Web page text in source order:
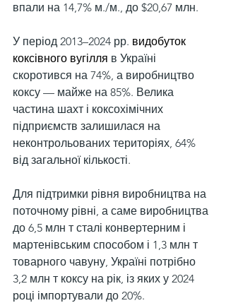
впали на 14,7% м./м., до $20,67 млн.
У період 2013–2024 рр. видобуток
коксівного вугілля в Україні
скоротився на 74%, а виробництво
коксу — майже на 85%. Велика
частина шахт і коксохімічних
підприємств залишилася на
неконтрольованих територіях, 64%
від загальної кількості.
Для підтримки рівня виробництва на
поточному рівні, а саме виробництва
до 6,5 млн т сталі конвертерним і
мартенівським способом і 1,3 млн т
товарного чавуну, Україні потрібно
3,2 млн т коксу на рік, із яких у 2024
році імпортували до 20%.